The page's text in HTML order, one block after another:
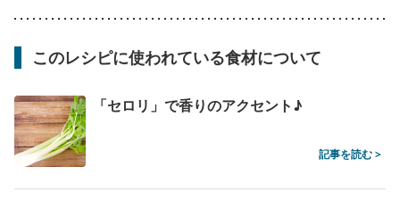
このレシピに使われている食材について
「セロリ」で香りのアクセント♪
記事を読む >